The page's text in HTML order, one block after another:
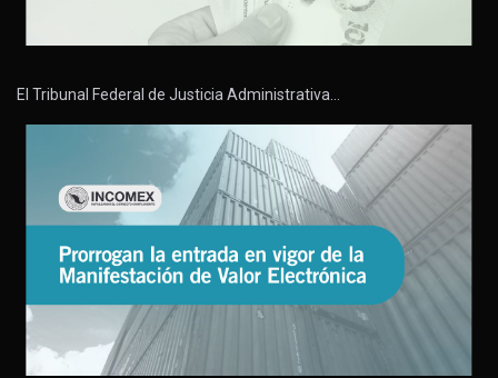
El Tribunal Federal de Justicia Administrativa…